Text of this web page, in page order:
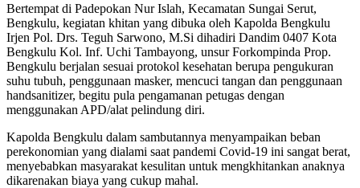
Bertempat di Padepokan Nur Islah, Kecamatan Sungai Serut,
Bengkulu, kegiatan khitan yang dibuka oleh Kapolda Bengkulu
Irjen Pol. Drs. Teguh Sarwono, M.Si dihadiri Dandim 0407 Kota
Bengkulu Kol. Inf. Uchi Tambayong, unsur Forkompinda Prop.
Bengkulu berjalan sesuai protokol kesehatan berupa pengukuran
suhu tubuh, penggunaan masker, mencuci tangan dan penggunaan
handsanitizer, begitu pula pengamanan petugas dengan
menggunakan APD/alat pelindung diri.
Kapolda Bengkulu dalam sambutannya menyampaikan beban
perekonomian yang dialami saat pandemi Covid-19 ini sangat berat,
menyebabkan masyarakat kesulitan untuk mengkhitankan anaknya
dikarenakan biaya yang cukup mahal.